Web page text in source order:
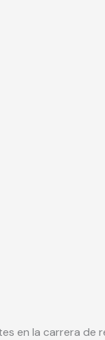
en la carrera de